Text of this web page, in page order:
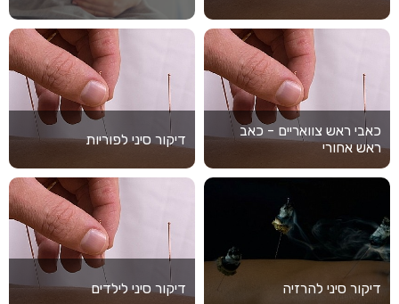
כאבי ראש צוואריים - כאב
ראש אחורי
דיקור סיני לפוריות
דיקור סיני להרזיה דיקור סיני לילדים